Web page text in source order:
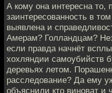
А кому она интересна то,
заинтересованность в
выявлена и
Амерам? Голландцам?
если правда начнёт
хохляндии самоубийств
деревьях летом.
расследование? Да ему
объяснили кто виноват и